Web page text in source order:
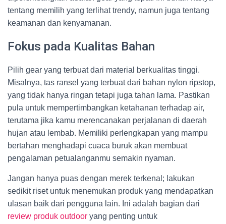
tentang memilih yang terlihat trendy, namun juga tentang
keamanan dan kenyamanan.
Fokus pada Kualitas Bahan
Pilih gear yang terbuat dari material berkualitas tinggi.
Misalnya, tas ransel yang terbuat dari bahan nylon ripstop,
yang tidak hanya ringan tetapi juga tahan lama. Pastikan
pula untuk mempertimbangkan ketahanan terhadap air,
terutama jika kamu merencanakan perjalanan di daerah
hujan atau lembab. Memiliki perlengkapan yang mampu
bertahan menghadapi cuaca buruk akan membuat
pengalaman petualanganmu semakin nyaman.
Jangan hanya puas dengan merek terkenal; lakukan
sedikit riset untuk menemukan produk yang mendapatkan
ulasan baik dari pengguna lain. Ini adalah bagian dari
review produk outdoor yang penting untuk